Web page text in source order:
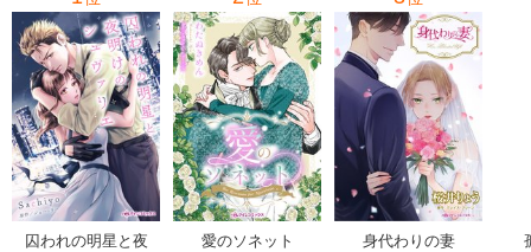
囚われの明星と夜
愛のソネット
身代わりの妻